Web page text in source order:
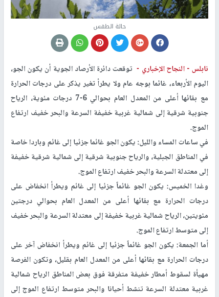
حالة الطقس
نابلس -النجاح الإخباري - توقعت دائرة الأرصاد الجوية أن يكون الجو،
اليوم الأربعاء، غائما بوجه عام ولا يطرأ تغير يذكر على درجات الحرارة
مع بقائها أعلى من المعدل العام بحوالي 6-7 درجات مئوية، الرياح
جنوبية شرقية إلى شمالية غربية خفيفة السرعة والبحر خفيف ارتفاع
الموج.
في ساعات المساء والليل: يكون الجو غائما جزئيا إلى غائم وباردا خاصة
في المناطق الجبلية، والرياح جنوبية شرقية إلى شمالية شرقية خفيفة
إلى معتدلة السرعة والبحر خفيف ارتفاع الموج.
وغدا الخميس: يكون الجو غائماً جزئيا إلى غائم ويطرأ انخفاض على
درجات الحرارة مع بقائها أعلى من المعدل العام بحوالي درجتين
مئويتين، الرياح شمالية غربية خفيفة إلى معتدلة السرعة والبحر خفيف
إلى متوسط ارتفاع الموج.
أما الجمعة: يكون الجو غائماً جزئيا إلى غائم ويطرأ انخفاض آخر على
درجات الحرارة مع بقائها أعلى من المعدل العام بقليل، وتكون الفرصة
مهيأة لسقوط أمطار خفيفة متفرقة فوق بعض المناطق الرياح شمالية
غربية معتدلة السرعة تنشط أحيانا والبحر متوسط ارتفاع الموج إلى